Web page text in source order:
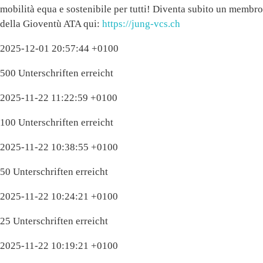
mobilità equa e sostenibile per tutti! Diventa subito un membro
della Gioventù ATA qui: https://jung-vcs.ch
2025-12-01 20:57:44 +0100
500 Unterschriften erreicht
2025-11-22 11:22:59 +0100
100 Unterschriften erreicht
2025-11-22 10:38:55 +0100
50 Unterschriften erreicht
2025-11-22 10:24:21 +0100
25 Unterschriften erreicht
2025-11-22 10:19:21 +0100